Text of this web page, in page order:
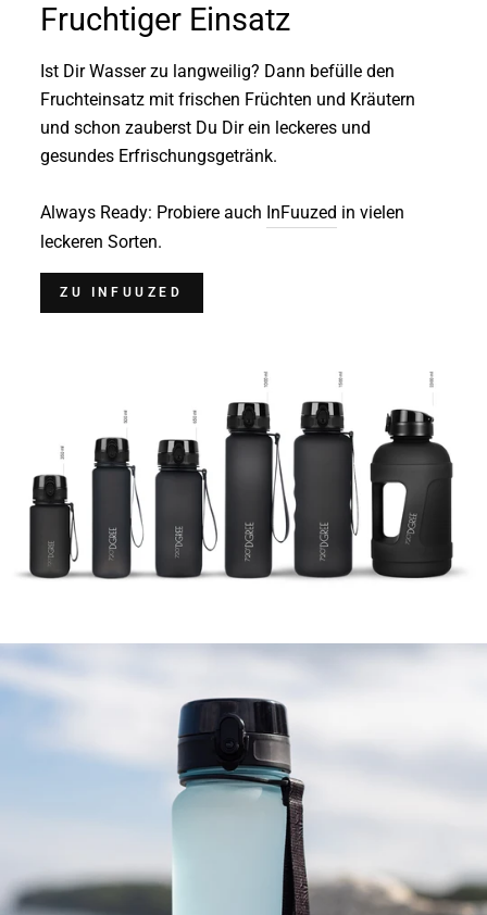
Fruchtiger Einsatz
Ist Dir Wasser zu langweilig? Dann befülle den
Fruchteinsatz mit frischen Früchten und Kräutern
und schon zauberst Du Dir ein leckeres und
gesundes Erfrischungsgetränk.
Always Ready: Probiere auch InFuuzed in vielen
leckeren Sorten.
ZU INFUUZED